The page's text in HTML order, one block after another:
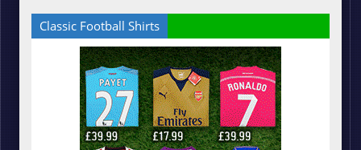
Classic Football Shirts